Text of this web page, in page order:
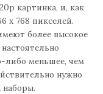
картинка, и, как
x 768 пикселей.
более высокое
либо меньшее, чем
нужно